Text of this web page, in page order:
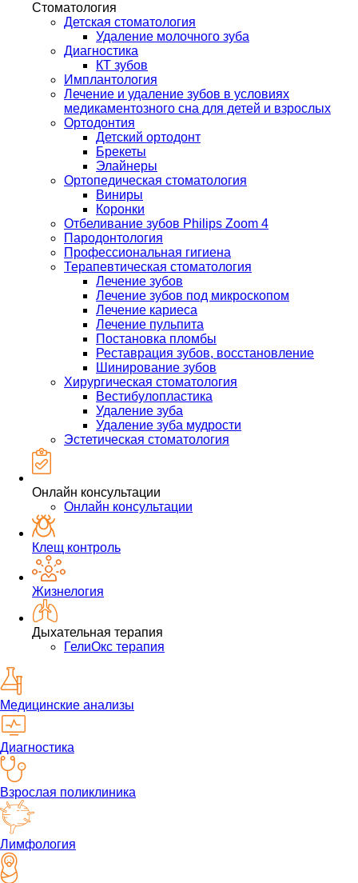
Стоматология
Детская стоматология
Удаление молочного зуба
Диагностика
КТ зубов
Имплантология
Лечение и удаление зубов в условиях
медикаментозного сна для детей и взрослых
Ортодонтия
Детский ортодонт
Брекеты
Элайнеры
Ортопедическая стоматология
Виниры
Коронки
Отбеливание зубов Philips Zoom 4
Пародонтология
Профессиональная гигиена
Терапевтическая стоматология
Лечение зубов
Лечение зубов под микроскопом
Лечение кариеса
Лечение пульпита
Постановка пломбы
Реставрация зубов, восстановление
Шинирование зубов
Хирургическая стоматология
Вестибулопластика
Удаление зуба
Удаление зуба мудрости
Эстетическая стоматология
Онлайн консультации
Онлайн консультации
Клещ контроль
Жизнелогия
Дыхательная терапия
ГелиОкс терапия
Медицинские анализы
Диагностика
Взрослая поликлиника
Лимфология